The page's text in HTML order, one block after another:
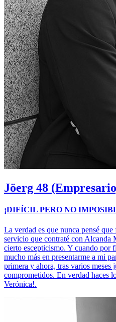
Jöerg 48
¡DIFÍCIL PERO NO
La verdad es que nunca pensé
servicio que contraté con Alcanda
cierto escepticismo. Y cuando por
mucho más en presentarme a mi
primera y ahora, tras varios meses
comprometidos. En verdad haces
Verónica!.